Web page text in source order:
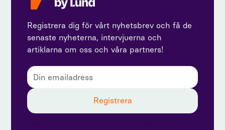
Registrera dig för vårt nyhetsbrev och få de
senaste nyheterna, intervjuerna och
artiklarna om oss och våra partners!